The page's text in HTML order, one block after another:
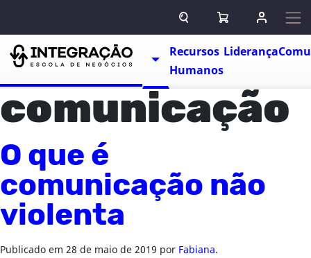
ABRIR CAMPO DE BUSCA
ABRIR CARRINHO
ENTRAR
Escolas
TOGGLE DROPDOWN
Recursos
Humanos
Liderança
comunicação
O que é
comunicação não
violenta
Publicado em 28 de maio de 2019 por Fabiana.